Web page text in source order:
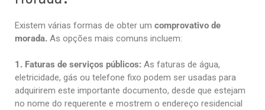
Existem várias formas de obter um comprovativo de
morada. As opções mais comuns incluem:
1. Faturas de serviços públicos: As faturas de água,
eletricidade, gás ou telefone fixo podem ser usadas para
adquirirem este importante documento, desde que estejam
no nome do requerente e mostrem o endereço residencial